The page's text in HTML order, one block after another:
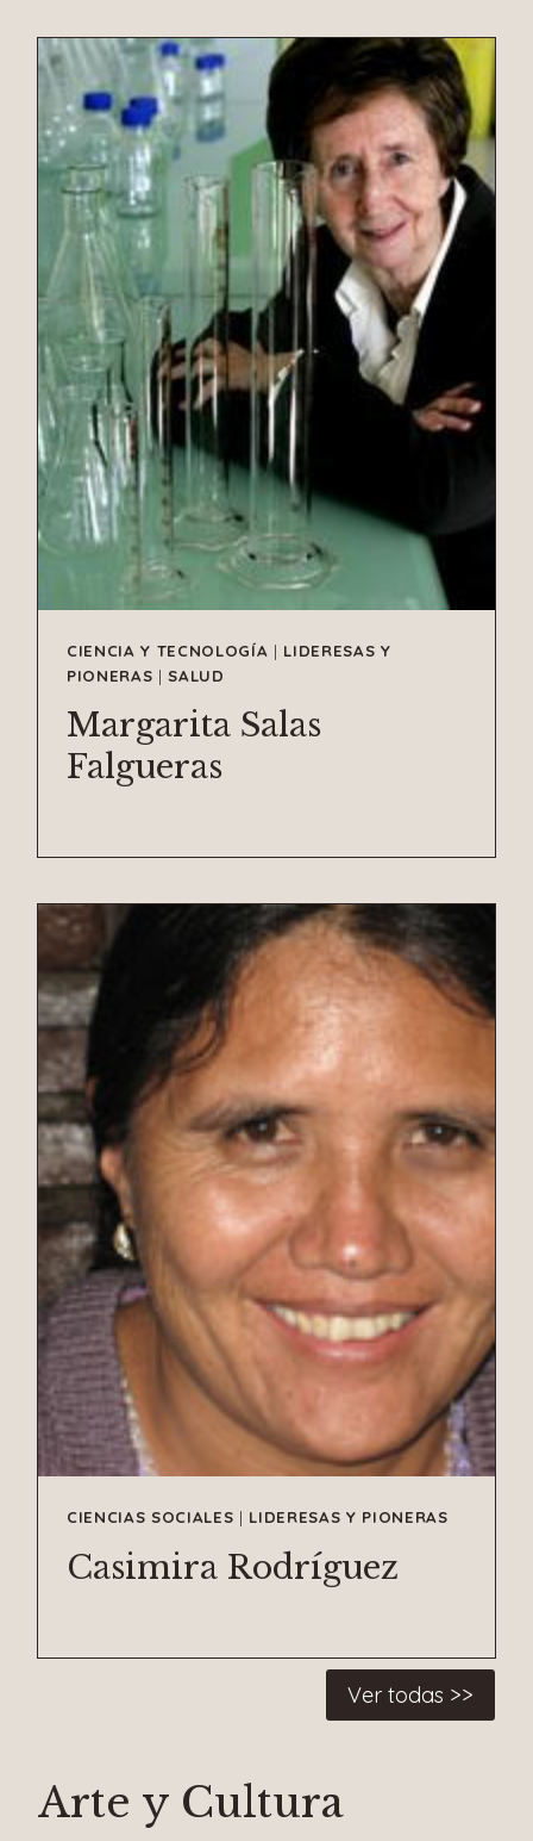
CIENCIA Y TECNOLOGÍA | LIDERESAS Y
PIONERAS |SALUD
Margarita Salas
Falgueras
CIENCIAS SOCIALES | LIDERESAS Y PIONERAS
Casimira Rodríguez
Ver todas >>
Arte y Cultura